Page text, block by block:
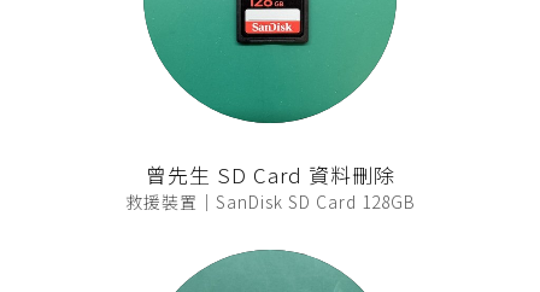
曾先生 SD Card 資料刪除
救援裝置｜SanDisk SD Card 128GB